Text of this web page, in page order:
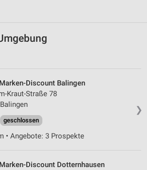
❯
Discount Balingen
Kraut-Straße 78
geschlossen
• Angebote: 3 Prospekte
Discount Dotternhausen